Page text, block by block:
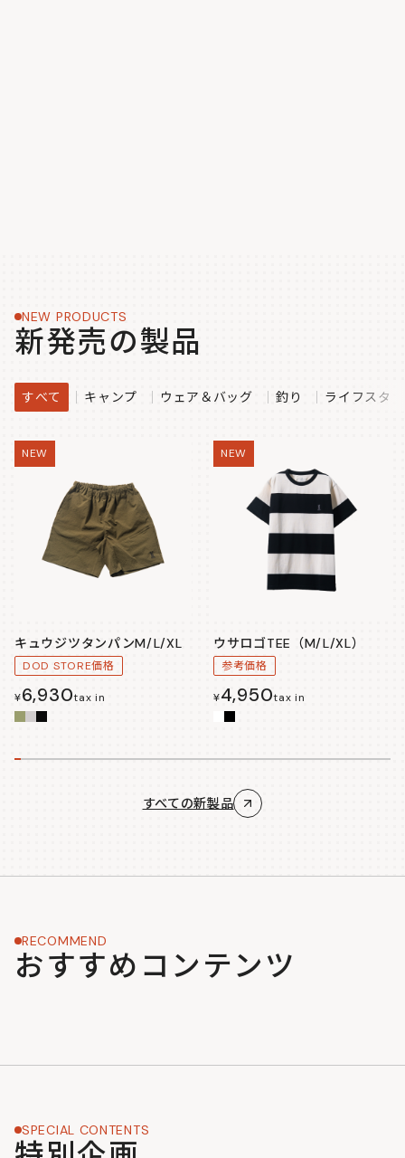
NEW PRODUCTS
新発売の製品
すべて キャンプ ウェア＆バッグ 釣り ライフスタ
NEW
キュウジツタンパンM/L/XL
DOD STORE価格
¥6,930tax in
NEW
ウサロゴTEE（M/L/XL）
参考価格
¥4,950tax in
すべての新製品
RECOMMEND
おすすめコンテンツ
SPECIAL CONTENTS